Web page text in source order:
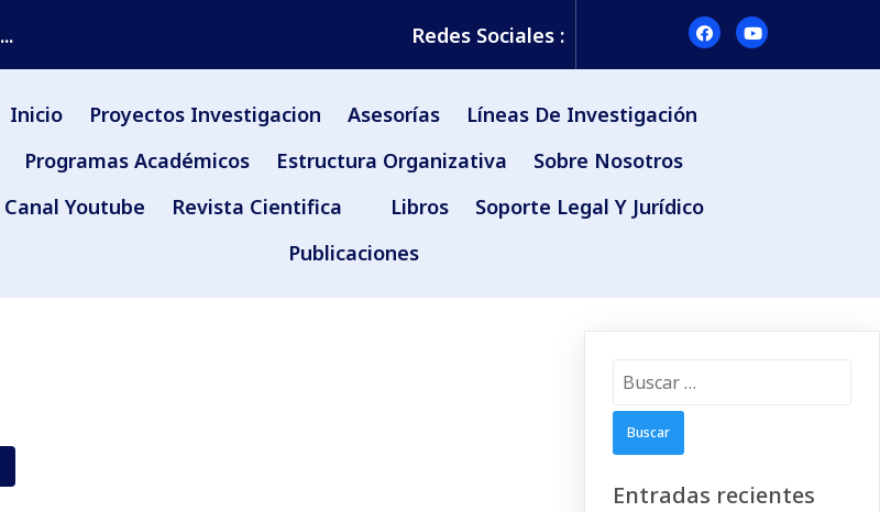
... Redes Sociales :
Inicio Proyectos Investigacion Asesorías
Líneas De Investigación
Programas Académicos
Estructura Organizativa
Sobre Nosotros
Canal Youtube
Revista Cientifica Libros
Soporte Legal Y Jurídico
Publicaciones
Entradas recientes